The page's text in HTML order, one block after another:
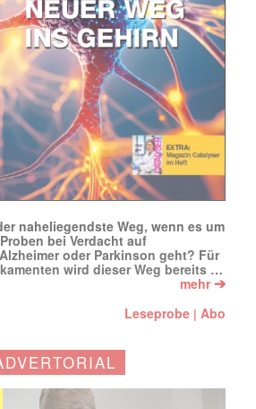
naheliegendste Weg, wenn es um
bei Verdacht auf
oder Parkinson geht? Für
wird dieser Weg bereits …
mehr➔
Leseprobe |Abo